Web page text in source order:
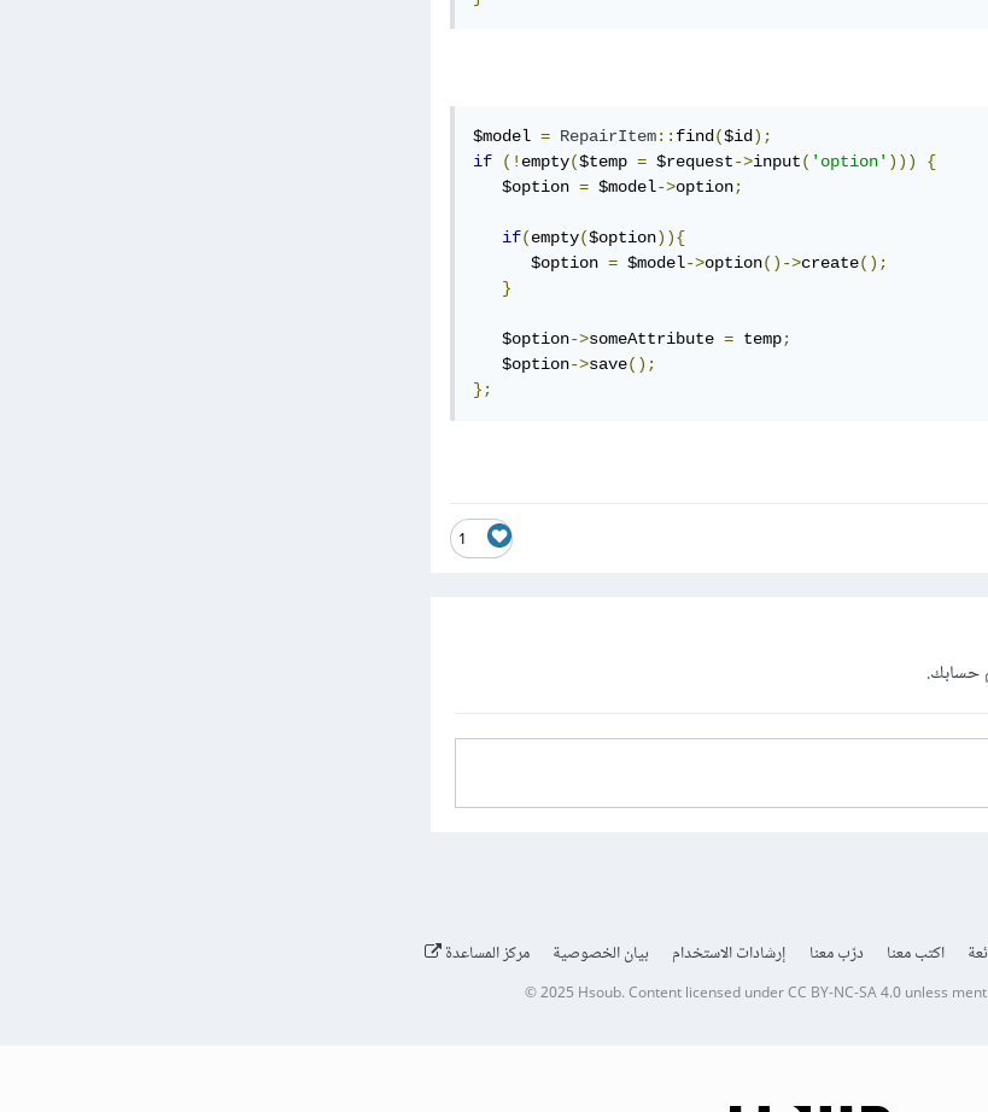
$model = RepairItem:: find ($id );
if
(! empty($temp = $request->input( 'option' )))
{
   $option
= $model->option;
if(empty($option)){
      $option
= $model->option()->create();
}
   $option
->someAttribute = temp;
   $option
->save();
};
1
حسابك.
اكتب معنا درّب معنا إرشادات الاستخدام بيان الخصوصية مركز المساعدة
© 2025 Hsoub.Content licensed underCC BY-NC-SA 4.0unless